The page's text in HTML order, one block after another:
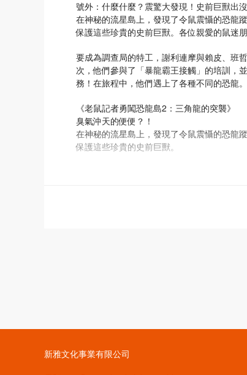
號外：什麼什麼？震驚大發現！史前巨獸出
在神秘的流星島上，發現了令鼠震懾的恐龍
保護這些珍貴的史前巨獸。各位親愛的鼠迷
要成為調查局的特工，謝利連摩與賴皮、班
次，他們參與了「暴龍霸王接觸」的培訓，
務！在旅程中，他們遇上了各種不同的恐
《老鼠記者勇闖恐龍島2：三角龍的突襲》
臭氣沖天的便便？！
在神秘的流星島上，發現了令鼠震懾的恐龍
保護這些珍貴的史前巨獸。
新雅文化事業有限公司